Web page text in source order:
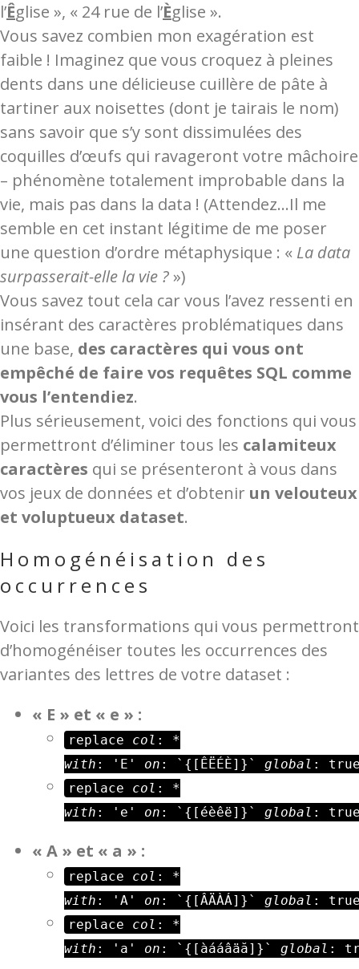
l’Êglise », « 24 rue de l’Èglise ».
Vous savez combien mon exagération est
faible ! Imaginez que vous croquez à pleines
dents dans une délicieuse cuillère de pâte à
tartiner aux noisettes (dont je tairais le nom)
sans savoir que s’y sont dissimulées des
coquilles d’œufs qui ravageront votre mâchoire
– phénomène totalement improbable dans la
vie, mais pas dans la data ! (Attendez…Il me
semble en cet instant légitime de me poser
une question d’ordre métaphysique : « La data
surpasserait-elle la vie ?»)
Vous savez tout cela car vous l’avez ressenti en
insérant des caractères problématiques dans
une base, des caractères qui vous ont
empêché de faire vos requêtes SQL comme
vous l’entendiez.
Plus sérieusement, voici des fonctions qui vous
permettront d’éliminer tous les calamiteux
caractères qui se présenteront à vous dans
vos jeux de données et d’obtenir un velouteux
et voluptueux dataset.
Homogénéisation des
occurrences
Voici les transformations qui vous permettront
d’homogénéiser toutes les occurrences des
variantes des lettres de votre dataset :
« E » et « e » :
replace col : *
with : 'E' on : `{[ÊËÉÈ]}` global :
replace col : *
with : 'e' on : `{[éèêë]}` global :
« A » et « a » :
replace col : *
with : 'A' on : `{[ÂÄÀÁ]}` global :
replace col : *
with : 'a' on : `{[àááâäă]}` global :